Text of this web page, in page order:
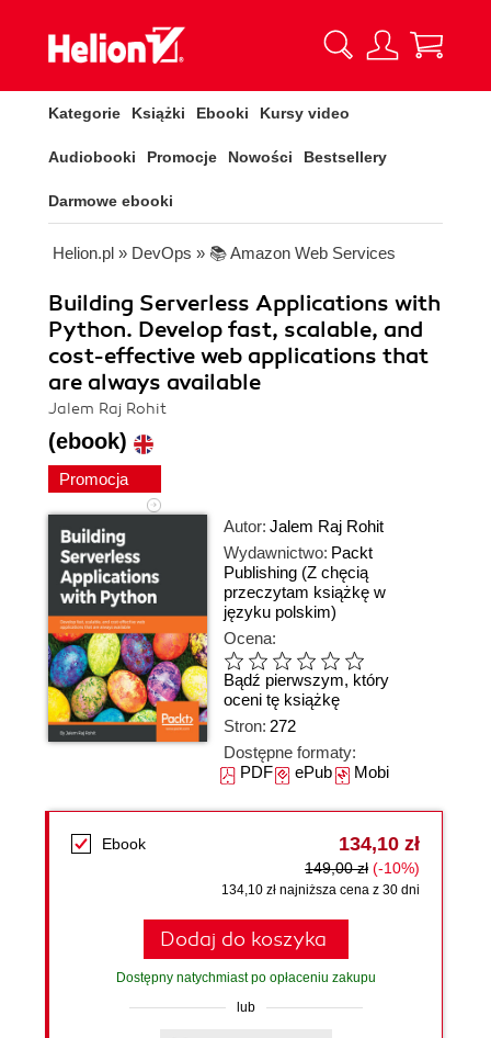
Kategorie Książki Ebooki Kursy video
Audiobooki Promocje Nowości Bestsellery
Darmowe ebooki
Helion.pl » DevOps » 📚 Amazon Web Services
Building Serverless Applications with
Python. Develop fast, scalable, and
cost-effective web applications that
are always available
Jalem Raj Rohit
(ebook)
Promocja
Autor: Jalem Raj Rohit
Wydawnictwo: Packt
Publishing (Z chęcią
przeczytam książkę w
języku polskim)
Ocena:
Bądź pierwszym, który
oceni tę książkę
Stron: 272
Dostępne formaty:
PDFePubMobi
Ebook 134,10 zł
149,00 zł (-10%)
134,10 zł najniższa cena z 30 dni
Dodaj do koszyka
Dostępny natychmiast po opłaceniu zakupu
lub